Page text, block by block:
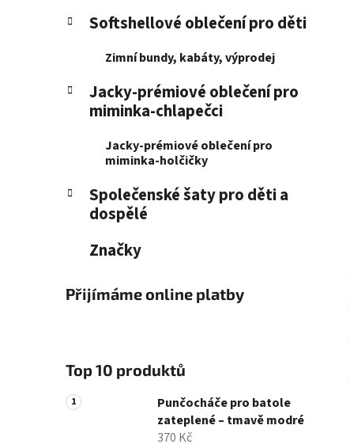
Softshellové oblečení pro děti
Zimní bundy, kabáty, výprodej
Jacky-prémiové oblečení pro
miminka-chlapečci
Jacky-prémiové oblečení pro
miminka-holčičky
Společenské šaty pro děti a
dospělé
Značky
Přijímáme online platby
Top 10 produktů
Punčocháče pro batole
zateplené – tmavě modré
370 Kč